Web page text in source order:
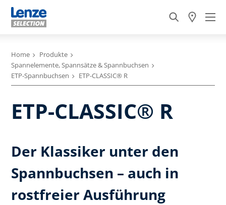
Home
Produkte
Spannelemente, Spannsätze & Spannbuchsen
ETP-Spannbuchsen
ETP-CLASSIC® R
ETP-CLASSIC® R
Der Klassiker unter den
Spannbuchsen – auch in
rostfreier Ausführung